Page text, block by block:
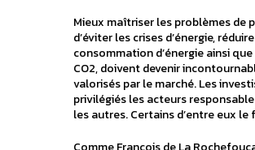
Mieux maîtriser les problèmes de
d’éviter les crises d’énergie,
consommation d’énergie ainsi
CO2, doivent devenir
valorisés par le marché. Les
privilégiés les acteurs
les autres. Certains d’entre eux